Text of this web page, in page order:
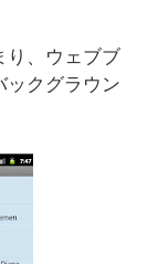
り、ウェブブ
ックグラウン